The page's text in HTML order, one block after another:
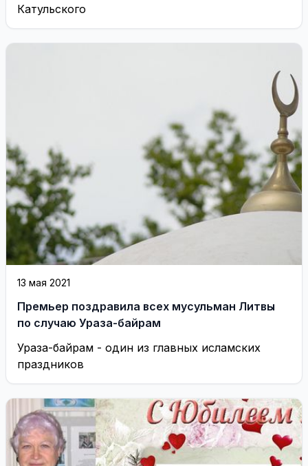
Катульского
13 мая 2021
Премьер поздравила всех мусульман Литвы
по случаю Ураза-байрам
Ураза-байрам - один из главных исламских
праздников